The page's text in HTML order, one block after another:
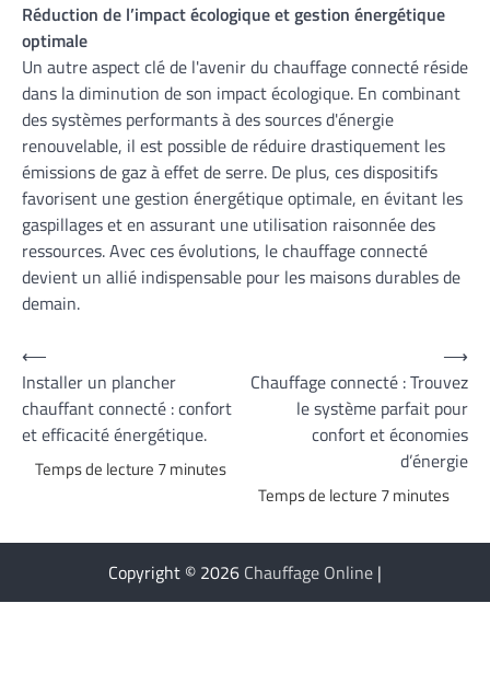
Réduction de l’impact écologique et gestion énergétique
optimale
Un autre aspect clé de l'avenir du chauffage connecté réside
dans la diminution de son impact écologique. En combinant
des systèmes performants à des sources d'énergie
renouvelable, il est possible de réduire drastiquement les
émissions de gaz à effet de serre. De plus, ces dispositifs
favorisent une gestion énergétique optimale, en évitant les
gaspillages et en assurant une utilisation raisonnée des
ressources. Avec ces évolutions, le chauffage connecté
devient un allié indispensable pour les maisons durables de
demain.
Navigation
de
l’article
⟵
Installer un plancher
chauffant connecté : confort
et efficacité énergétique.
Chauffage connecté : Trouvez
le système parfait pour
confort et économies
d’énergie
⟶
Copyright © 2026 Chauffage Online |